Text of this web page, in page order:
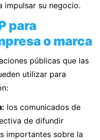
impulsar su negocio.
para
o marca
públicas que las
utilizar para
los comunicados de
de difundir
importantes sobre la